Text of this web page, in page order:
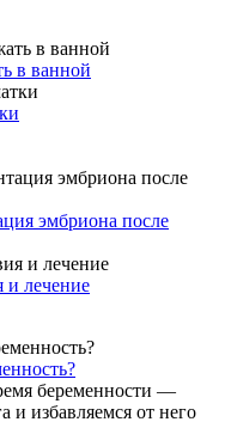
в ванной
эмбриона после
и лечение